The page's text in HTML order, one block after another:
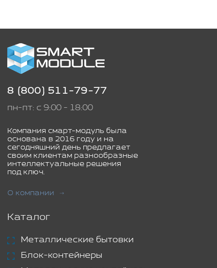
8 (800) 511-79-77
пн-пт: с 9:00 - 18:00
Компания смарт-модуль была
основана в 2016 году и на
сегодняшний день предлагает
своим клиентам разнообразные
интеллектуальные решения
под ключ.
О компании
Каталог
Металлические бытовки
Блок-контейнеры